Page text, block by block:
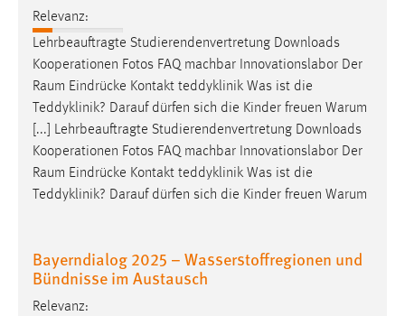
Relevanz:
Lehrbeauftragte Studierendenvertretung Downloads
Kooperationen Fotos FAQ machbar Innovationslabor Der
Raum Eindrücke Kontakt teddyklinik Was ist die
Teddyklinik? Darauf dürfen sich die Kinder freuen Warum
[...] Lehrbeauftragte Studierendenvertretung Downloads
Kooperationen Fotos FAQ machbar Innovationslabor Der
Raum Eindrücke Kontakt teddyklinik Was ist die
Teddyklinik? Darauf dürfen sich die Kinder freuen Warum
Bayerndialog 2025 – Wasserstoffregionen und
Bündnisse im Austausch
Relevanz: